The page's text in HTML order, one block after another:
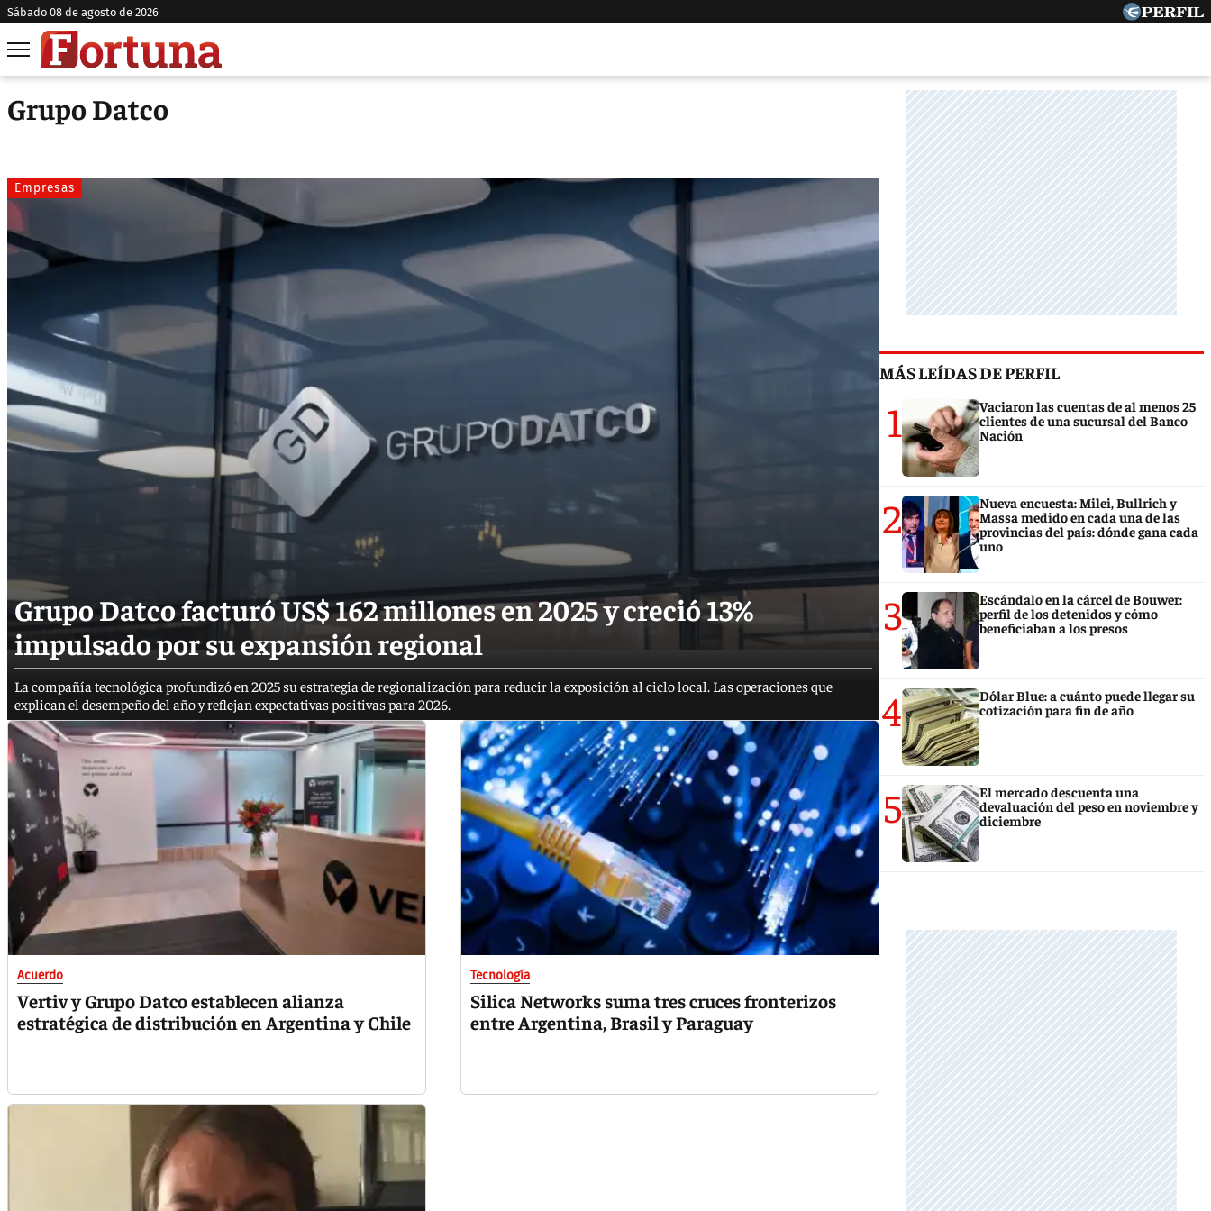
sábado 08 de agosto de 2026
Grupo Datco
Empresas
Grupo Datco facturó US$ 162 millones en 2025 y creció 13%
impulsado por su expansión regional
La compañía tecnológica profundizó en 2025 su estrategia de regionalización para reducir la exposición al ciclo local. Las operaciones que
explican el desempeño del año y reflejan expectativas positivas para 2026.
Acuerdo
Vertiv y Grupo Datco establecen alianza
estratégica de distribución en Argentina y Chile
Tecnología
Silica Networks suma tres cruces fronterizos
entre Argentina, Brasil y Paraguay
MÁS LEÍDAS DE PERFIL
1
Vaciaron las cuentas de al menos 25
clientes de una sucursal del Banco
Nación
2
Nueva encuesta: Milei, Bullrich y
Massa medido en cada una de las
provincias del país: dónde gana cada
uno
3
Escándalo en la cárcel de Bouwer:
perfil de los detenidos y cómo
beneficiaban a los presos
4
Dólar Blue: a cuánto puede llegar su
cotización para fin de año
5
El mercado descuenta una
devaluación del peso en noviembre y
diciembre